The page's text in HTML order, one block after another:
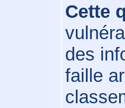
Cette
des
faille